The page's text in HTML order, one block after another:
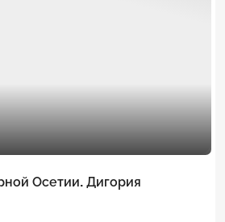
Осетии. Дигория